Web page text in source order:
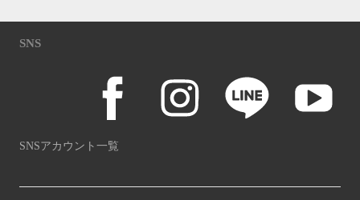
SNS
SNSアカウント一覧